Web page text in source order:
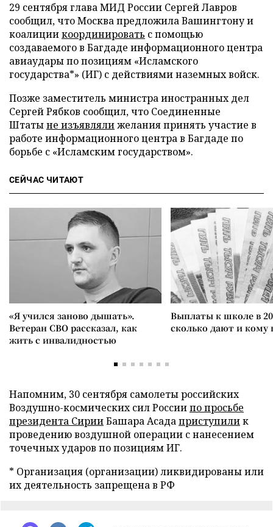
29 сентября глава МИД России Сергей Лавров
сообщил, что Москва предложила Вашингтону и
коалициикоординировать с помощью
создаваемого в Багдаде информационного центра
авиаудары по позициям «Исламского
государства*» (ИГ) с действиями наземных войск.
Позже заместитель министра иностранных дел
Сергей Рябков сообщил, что Соединенные
Штатыне изъявлялижелания принять участие в
работе информационного центра в Багдаде по
борьбе с «Исламским государством».
СЕЙЧАС ЧИТАЮТ
«Я учился заново дышать».
Ветеран СВО рассказал, как
жить с инвалидностью
Выплаты к школе в
сколько дают и
Напомним, 30 сентября самолеты российских
Воздушно-космических сил Россиипо просьбе
президента СирииБашара Асадаприступилик
проведению воздушной операции с нанесением
точечных ударов по позициям ИГ.
* Организация (организации) ликвидированы или
их деятельность запрещена в РФ